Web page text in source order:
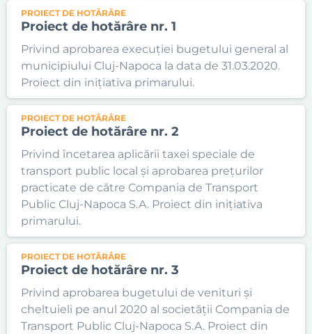
PROIECT DE HOTĂRÂRE
Proiect de hotărâre nr. 1
Privind aprobarea execuției bugetului general al
municipiului Cluj-Napoca la data de 31.03.2020.
Proiect din inițiativa primarului.
PROIECT DE HOTĂRÂRE
Proiect de hotărâre nr. 2
Privind încetarea aplicării taxei speciale de
transport public local și aprobarea prețurilor
practicate de către Compania de Transport
Public Cluj-Napoca S.A. Proiect din inițiativa
primarului.
PROIECT DE HOTĂRÂRE
Proiect de hotărâre nr. 3
Privind aprobarea bugetului de venituri și
cheltuieli pe anul 2020 al societății Compania de
Transport Public Cluj-Napoca S.A. Proiect din